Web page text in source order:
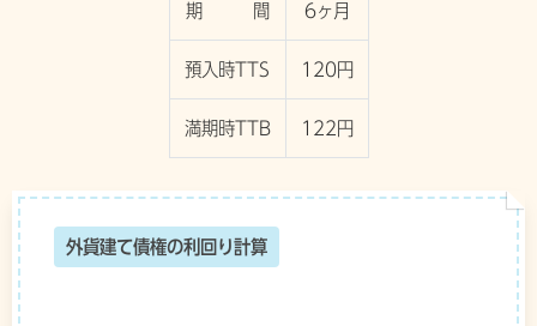
期 間 6ヶ月
預入時TTS 120円
満期時TTB 122円
外貨建て債権の利回り計算